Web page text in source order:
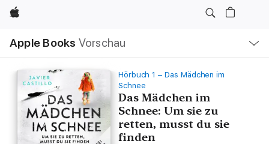
Apple
Apple Books Vorschau
Navigation
Menü
öffnen
Hörbuch 1 – Das Mädchen im
Schnee
Das Mädchen im
Schnee: Um sie zu
retten, musst du sie
finden